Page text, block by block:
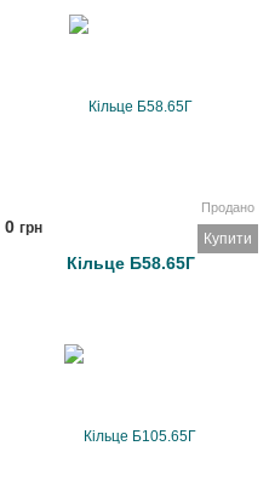
Продано
0 грн
Купити
Кільце Б58.65Г